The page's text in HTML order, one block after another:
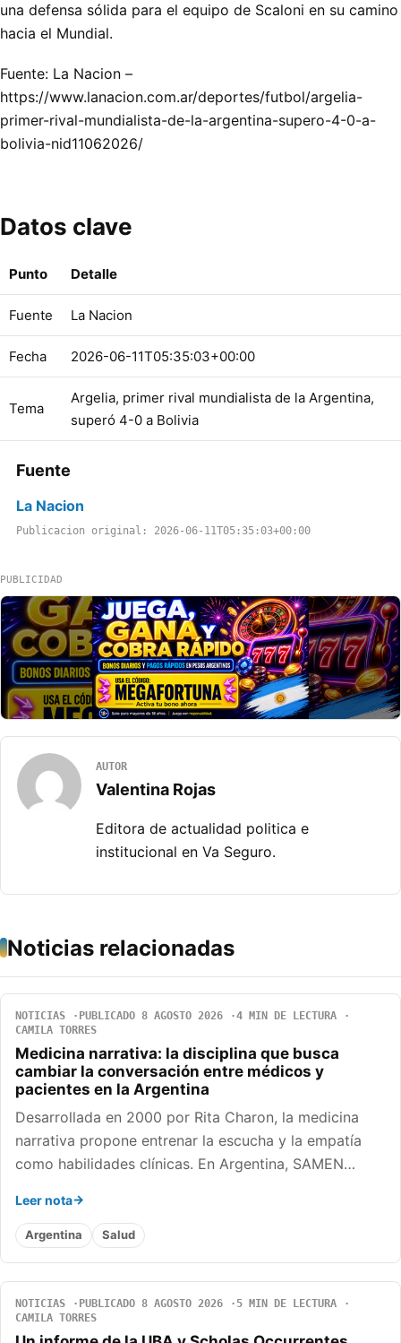
una defensa sólida para el equipo de Scaloni en su camino
hacia el Mundial.
Fuente: La Nacion –
https://www.lanacion.com.ar/deportes/futbol/argelia-
primer-rival-mundialista-de-la-argentina-supero-4-0-a-
bolivia-nid11062026/
Datos clave
Punto Detalle
Fuente La Nacion
Fecha 2026-06-11T05:35:03+00:00
Tema
Argelia, primer rival mundialista de la Argentina,
superó 4-0 a Bolivia
Fuente
La Nacion
Publicacion original: 2026-06-11T05:35:03+00:00
PUBLICIDAD
AUTOR
Valentina Rojas
Editora de actualidad politica e
institucional en Va Seguro.
Noticias relacionadas
NOTICIAS PUBLICADO 8 AGOSTO 2026
4 MIN DE LECTURA
CAMILA TORRES
Medicina narrativa: la disciplina que busca
cambiar la conversación entre médicos y
pacientes en la Argentina
Desarrollada en 2000 por Rita Charon, la medicina
narrativa propone entrenar la escucha y la empatía
como habilidades clínicas. En Argentina, SAMEN…
Leer nota
Argentina Salud
NOTICIAS PUBLICADO 8 AGOSTO 2026
5 MIN DE LECTURA
CAMILA TORRES